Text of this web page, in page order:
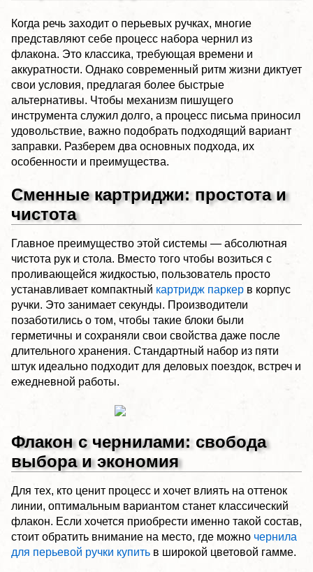
Когда речь заходит о перьевых ручках, многие
представляют себе процесс набора чернил из
флакона. Это классика, требующая времени и
аккуратности. Однако современный ритм жизни диктует
свои условия, предлагая более быстрые
альтернативы. Чтобы механизм пишущего
инструмента служил долго, а процесс письма приносил
удовольствие, важно подобрать подходящий вариант
заправки. Разберем два основных подхода, их
особенности и преимущества.
Сменные картриджи: простота и
чистота
Главное преимущество этой системы — абсолютная
чистота рук и стола. Вместо того чтобы возиться с
проливающейся жидкостью, пользователь просто
устанавливает компактный картридж паркер в корпус
ручки. Это занимает секунды. Производители
позаботились о том, чтобы такие блоки были
герметичны и сохраняли свои свойства даже после
длительного хранения. Стандартный набор из пяти
штук идеально подходит для деловых поездок, встреч и
ежедневной работы.
Флакон с чернилами: свобода
выбора и экономия
Для тех, кто ценит процесс и хочет влиять на оттенок
линии, оптимальным вариантом станет классический
флакон. Если хочется приобрести именно такой состав,
стоит обратить внимание на место, где можно чернила
для перьевой ручки купить в широкой цветовой гамме.